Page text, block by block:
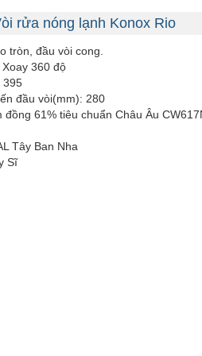
rửa nóng lạnh Konox Rio
tròn, đầu vòi cong.
360 độ
395
đầu vòi(mm): 280
61% tiêu chuẩn Châu Âu
Tây Ban Nha
Sĩ